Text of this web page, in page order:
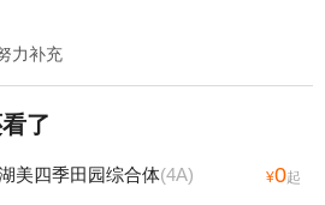
力补充
了
美四季田园综合体(4A) ¥0起